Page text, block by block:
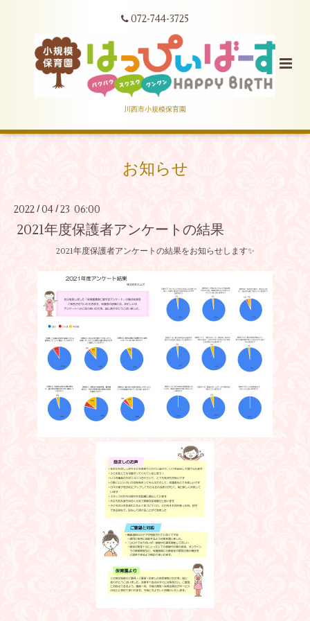
072-744-3725
川西市小規模保育園
お知らせ
2022 /04 /23 06:00
2021年度保護者アンケートの結果
2021年度保護者アンケートの結果をお知らせします✨